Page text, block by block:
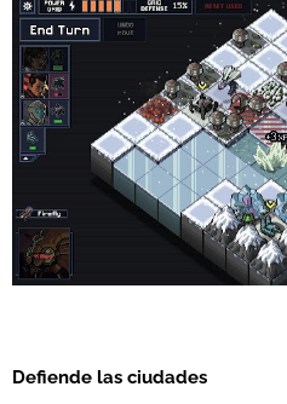
Defiende las ciudades